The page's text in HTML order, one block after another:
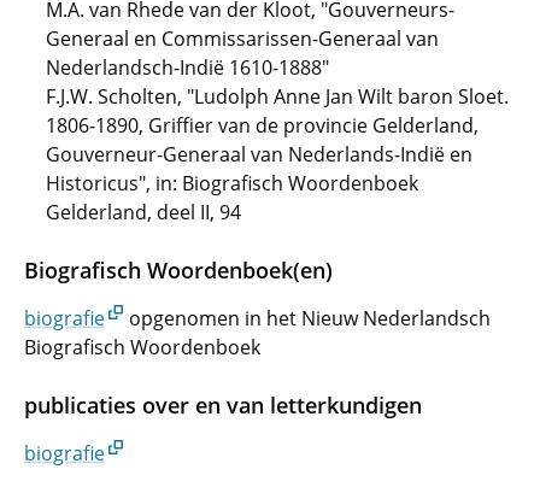
M.A. van Rhede van der Kloot, "Gouverneurs-
Generaal en Commissarissen-Generaal van
Nederlandsch-Indië 1610-1888"
F.J.W. Scholten, "Ludolph Anne Jan Wilt baron Sloet.
1806-1890, Griffier van de provincie Gelderland,
Gouverneur-Generaal van Nederlands-Indië en
Historicus", in: Biografisch Woordenboek
Gelderland, deel II, 94
Biografisch Woordenboek(en)
biografie
opgenomen in het Nieuw Nederlandsch
Biografisch Woordenboek
publicaties over en van letterkundigen
biografie